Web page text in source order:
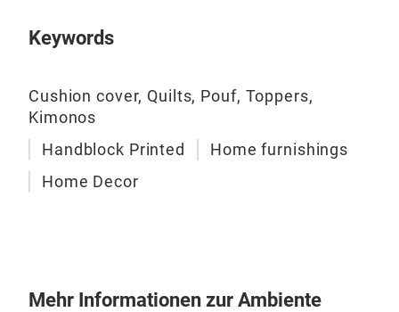
Keywords
Cushion cover, Quilts, Pouf, Toppers,
Kimonos
Handblock Printed
Home furnishings
Home Decor
Mehr Informationen zur Ambiente